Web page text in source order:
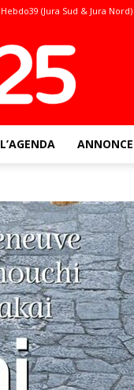
Hebdo39 (Jura Sud & Jura Nord)
L’AGENDA